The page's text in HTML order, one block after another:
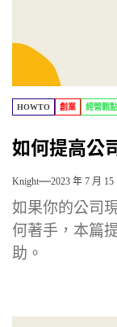
HOWTO 創業 經營觀點
如何提高公
Knight 2023 年 7 月 15
如果你的公司
何著手，本篇
助。